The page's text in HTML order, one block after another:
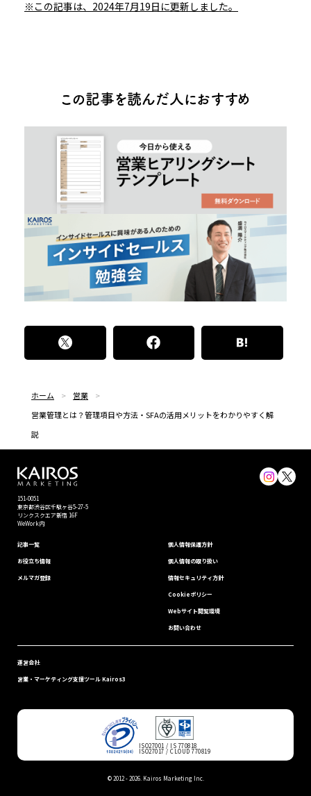
※この記事は、2024年7月19日に更新しました。
この記事を読んだ人におすすめ
ホーム
営業
営業管理とは？管理項目や方法・SFAの活用メリットをわかりやすく解
説
151-0051
東京都渋⾕区千駄ヶ谷5-27-5
リンクスクエア新宿 16F
WeWork内
記事一覧
お役立ち情報
メルマガ登録
個⼈情報保護⽅針
個人情報の取り扱い
情報セキュリティ⽅針
Cookieポリシー
Webサイト閲覧環境
お問い合わせ
運営会社
営業・マーケティング支援ツール Kairos3
ISO27001 / IS 770818
ISO27017 / CLOUD 770819
© 2012 -2026. Kairos Marketing Inc.